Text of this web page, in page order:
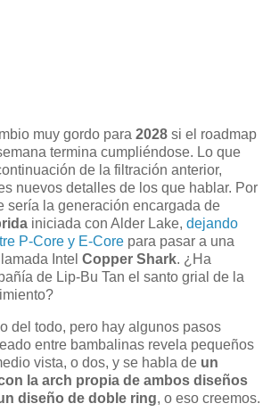
muy gordo para 2028 si el roadmap
termina cumpliéndose. Lo que
de la filtración anterior,
nuevos detalles de los que hablar. Por
sería la generación encargada de
iniciada con Alder Lake, dejando
P-Core y E-Core para pasar a una
Intel Copper Shark. ¿Ha
de Lip-Bu Tan el santo grial de la
del todo, pero hay algunos pasos
entre bambalinas revela pequeños
vista, o dos, y se habla de un
la arch propia de ambos diseños
diseño de doble ring, o eso creemos.